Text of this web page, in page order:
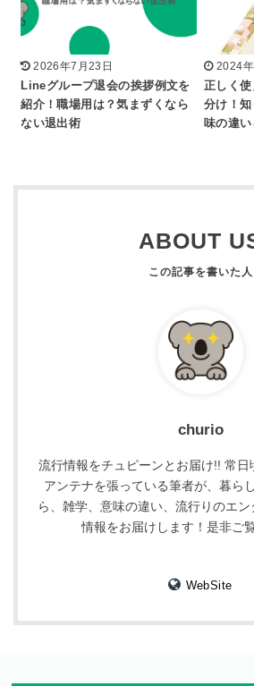
2026年7月23日
Lineグループ退会の挨拶例文を
紹介！職場用は？気まずくなら
ない退出術
2024
正しく
分け！
味の違い
ABOUT
churio
流行情報をチュピーンとお届け!! 常日
アンテナを張っている筆者が、暮ら
ら、雑学、意味の違い、流行りのエ
情報をお届けします！是非ご
WebSite